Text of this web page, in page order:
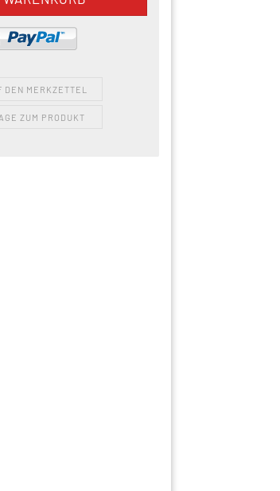
DEN MERKZETTEL
ZUM PRODUKT